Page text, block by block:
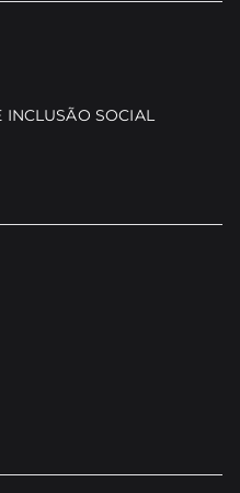
INCLUSÃO SOCIAL